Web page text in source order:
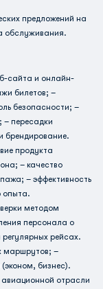
предложений на
обслуживания.
сайта и онлайн-
билетов; –
безопасности; –
пересадки
брендирование.
продукта
– качество
– эффективность
опыта.
методом
персонала о
рейсах.
маршрутов; –
бизнес).
отрасли